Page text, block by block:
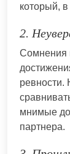
который,
2.
Сомнения
ревности.
мнимые
партнера.